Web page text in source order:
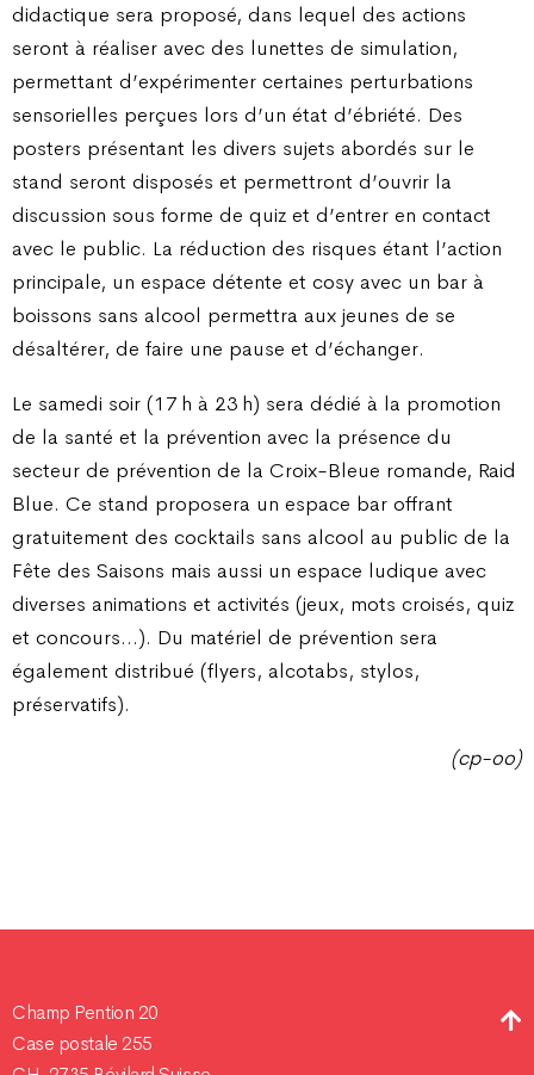
didactique sera proposé, dans lequel des actions
seront à réaliser avec des lunettes de simulation,
permettant d’expérimenter certaines perturbations
sensorielles perçues lors d’un état d’ébriété. Des
posters présentant les divers sujets abordés sur le
stand seront disposés et permettront d’ouvrir la
discussion sous forme de quiz et d’entrer en contact
avec le public. La réduction des risques étant l’action
principale, un espace détente et cosy avec un bar à
boissons sans alcool permettra aux jeunes de se
désaltérer, de faire une pause et d’échanger.
Le samedi soir (17 h à 23 h) sera dédié à la promotion
de la santé et la prévention avec la présence du
secteur de prévention de la Croix-Bleue romande, Raid
Blue. Ce stand proposera un espace bar offrant
gratuitement des cocktails sans alcool au public de la
Fête des Saisons mais aussi un espace ludique avec
diverses animations et activités (jeux, mots croisés, quiz
et concours…). Du matériel de prévention sera
également distribué (flyers, alcotabs, stylos,
préservatifs).
(cp-oo)
Champ Pention 20
Case postale 255